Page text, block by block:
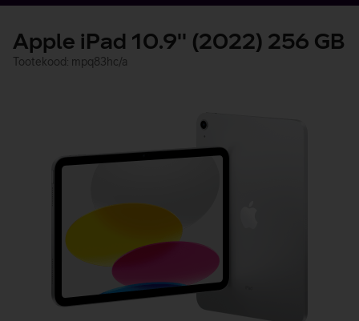
Apple iPad 10.9'' (2022) 256 GB
Tootekood: mpq83hc/a